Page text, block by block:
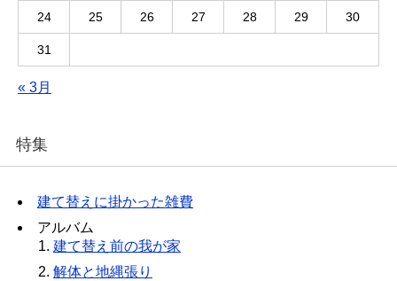
24 25 26 27 28 29 30
31
« 3月
特集
建て替えに掛かった雑費
アルバム
建て替え前の我が家
解体と地縄張り